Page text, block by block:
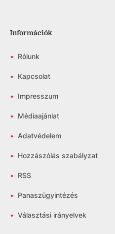
Információk
• Rólunk
• Kapcsolat
• Impresszum
• Médiaajánlat
• Adatvédelem
• Hozzászólás szabályzat
• RSS
• Panaszügyintézés
• Választási irányelvek